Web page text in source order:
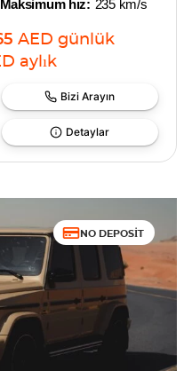
Maksimum hız: 235 km/s
AED günlük
aylık
Bizi Arayın
Detaylar
NO DEPOSIT